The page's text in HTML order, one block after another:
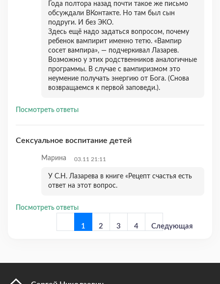
Года полтора назад почти такое же письмо
обсуждали ВКонтакте. Но там был сын
подруги. И без ЭКО.
Здесь ещё надо задаться вопросом, почему
ребенок вампирит именно тетю. «Вампир
сосет вампира», — подчеркивал Лазарев.
Возможно у этих родственников аналогичные
программы. В случае с вампиризмом это
неумение получать энергию от Бога. (Снова
возвращаемся к первой заповеди.).
Посмотреть ответы
Cексуальное воспитание детей
Марина 03.11 21:11
У С.Н. Лазарева в книге «Рецепт счастья есть
ответ на этот вопрос.
Посмотреть ответы
1 2 3 4 Следующая